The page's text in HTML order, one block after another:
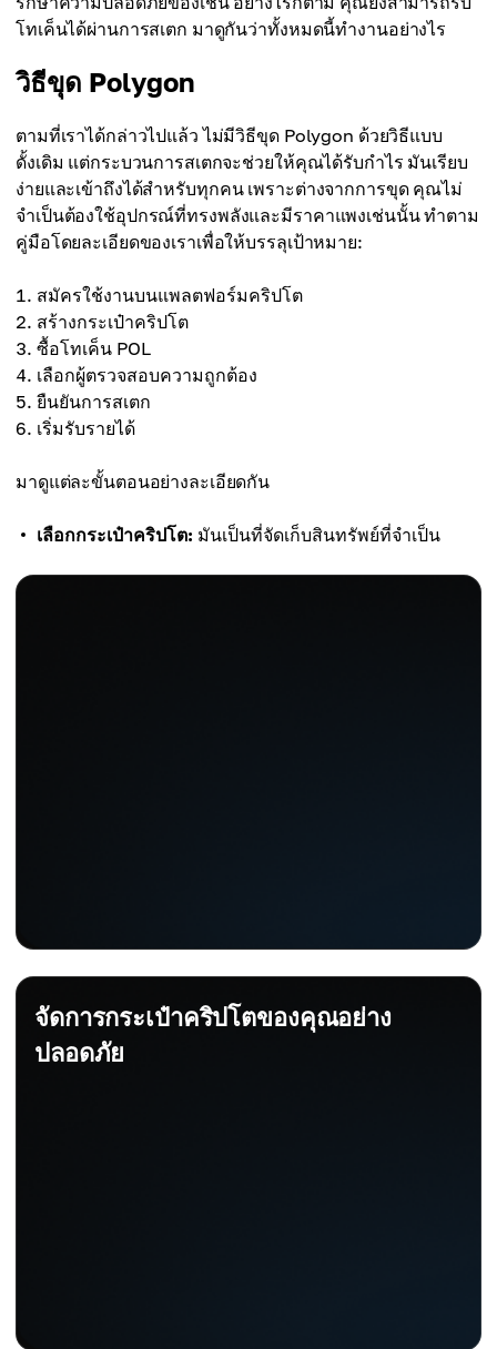
โทเค็นได้ผ่านการสเตก มาดูกันว่าทั้งหมดนี้ทำงานอย่างไร
วิธีขุด Polygon
ตามที่เราได้กล่าวไปแล้ว ไม่มีวิธีขุด Polygon ด้วยวิธีแบบ
ดั้งเดิม แต่กระบวนการสเตกจะช่วยให้คุณได้รับกำไร มันเรียบ
ง่ายและเข้าถึงได้สำหรับทุกคน เพราะต่างจากการขุด คุณไม่
จำเป็นต้องใช้อุปกรณ์ที่ทรงพลังและมีราคาแพงเช่นนั้น ทำตาม
คู่มือโดยละเอียดของเราเพื่อให้บรรลุเป้าหมาย:
สมัครใช้งานบนแพลตฟอร์มคริปโต
สร้างกระเป๋าคริปโต
ซื้อโทเค็น POL
เลือกผู้ตรวจสอบความถูกต้อง
ยืนยันการสเตก
เริ่มรับรายได้
มาดูแต่ละขั้นตอนอย่างละเอียดกัน
เลือกกระเป๋าคริปโต: มันเป็นที่จัดเก็บสินทรัพย์ที่จำเป็น
จัดการกระเป๋าคริปโตของคุณอย่าง
ปลอดภัย